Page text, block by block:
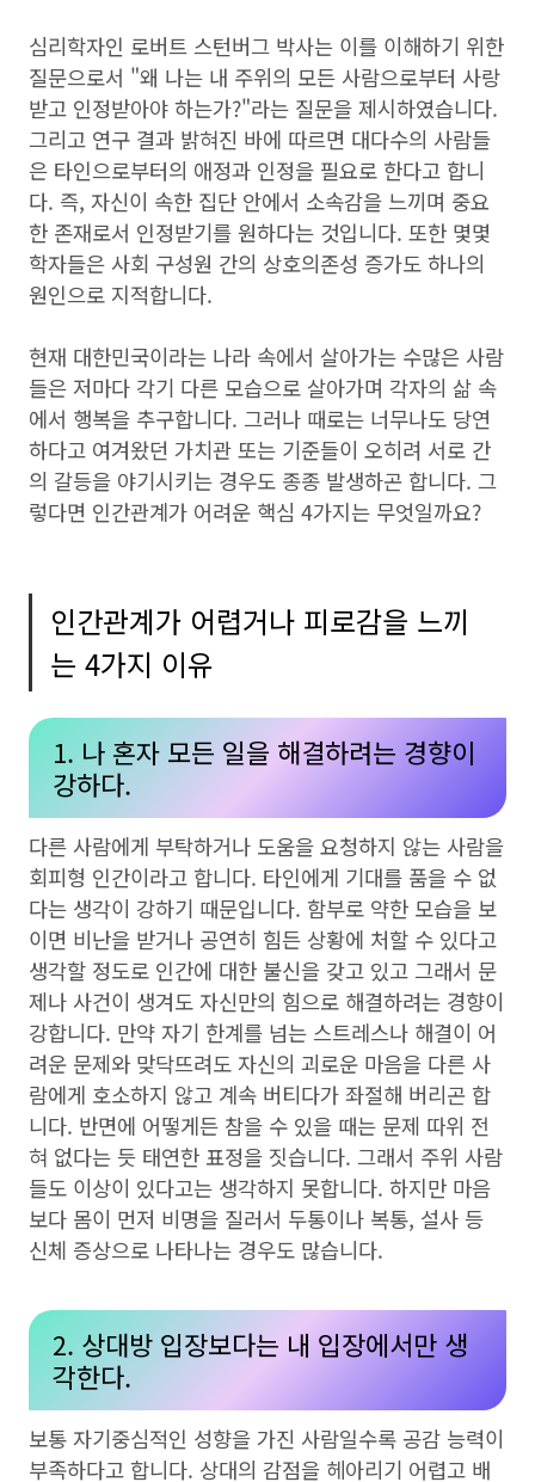
심리학자인 로버트 스턴버그 박사는 이를 이해하기 위한
질문으로서 "왜 나는 내 주위의 모든 사람으로부터 사랑
받고 인정받아야 하는가?"라는 질문을 제시하였습니다.
그리고 연구 결과 밝혀진 바에 따르면 대다수의 사람들
은 타인으로부터의 애정과 인정을 필요로 한다고 합니
다. 즉, 자신이 속한 집단 안에서 소속감을 느끼며 중요
한 존재로서 인정받기를 원하다는 것입니다. 또한 몇몇
학자들은 사회 구성원 간의 상호의존성 증가도 하나의
원인으로 지적합니다.
현재 대한민국이라는 나라 속에서 살아가는 수많은 사람
들은 저마다 각기 다른 모습으로 살아가며 각자의 삶 속
에서 행복을 추구합니다. 그러나 때로는 너무나도 당연
하다고 여겨왔던 가치관 또는 기준들이 오히려 서로 간
의 갈등을 야기시키는 경우도 종종 발생하곤 합니다. 그
렇다면 인간관계가 어려운 핵심 4가지는 무엇일까요?
인간관계가 어렵거나 피로감을 느끼
는 4가지 이유
1. 나 혼자 모든 일을 해결하려는 경향이
강하다.
다른 사람에게 부탁하거나 도움을 요청하지 않는 사람을
회피형 인간이라고 합니다. 타인에게 기대를 품을 수 없
다는 생각이 강하기 때문입니다. 함부로 약한 모습을 보
이면 비난을 받거나 공연히 힘든 상황에 처할 수 있다고
생각할 정도로 인간에 대한 불신을 갖고 있고 그래서 문
제나 사건이 생겨도 자신만의 힘으로 해결하려는 경향이
강합니다. 만약 자기 한계를 넘는 스트레스나 해결이 어
려운 문제와 맞닥뜨려도 자신의 괴로운 마음을 다른 사
람에게 호소하지 않고 계속 버티다가 좌절해 버리곤 합
니다. 반면에 어떻게든 참을 수 있을 때는 문제 따위 전
혀 없다는 듯 태연한 표정을 짓습니다. 그래서 주위 사람
들도 이상이 있다고는 생각하지 못합니다. 하지만 마음
보다 몸이 먼저 비명을 질러서 두통이나 복통, 설사 등
신체 증상으로 나타나는 경우도 많습니다.
2. 상대방 입장보다는 내 입장에서만 생
각한다.
보통 자기중심적인 성향을 가진 사람일수록 공감 능력이
부족하다고 합니다. 상대의 감점을 헤아리기 어렵고 배